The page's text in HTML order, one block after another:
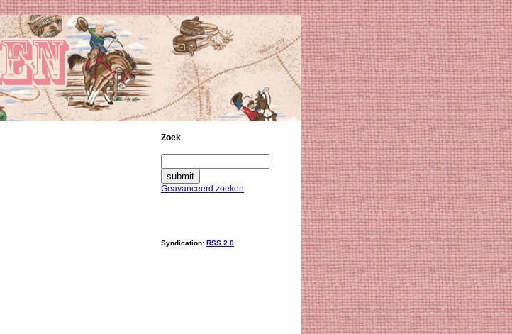
Zoek
Geavanceerd zoeken
Syndication: RSS 2.0